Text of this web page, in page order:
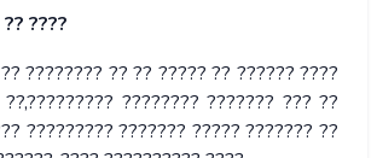
????
???????? ?? ?? ????? ?? ?????? ????
???????? ??????? ??? ??
????????? ??????? ????? ??????? ??